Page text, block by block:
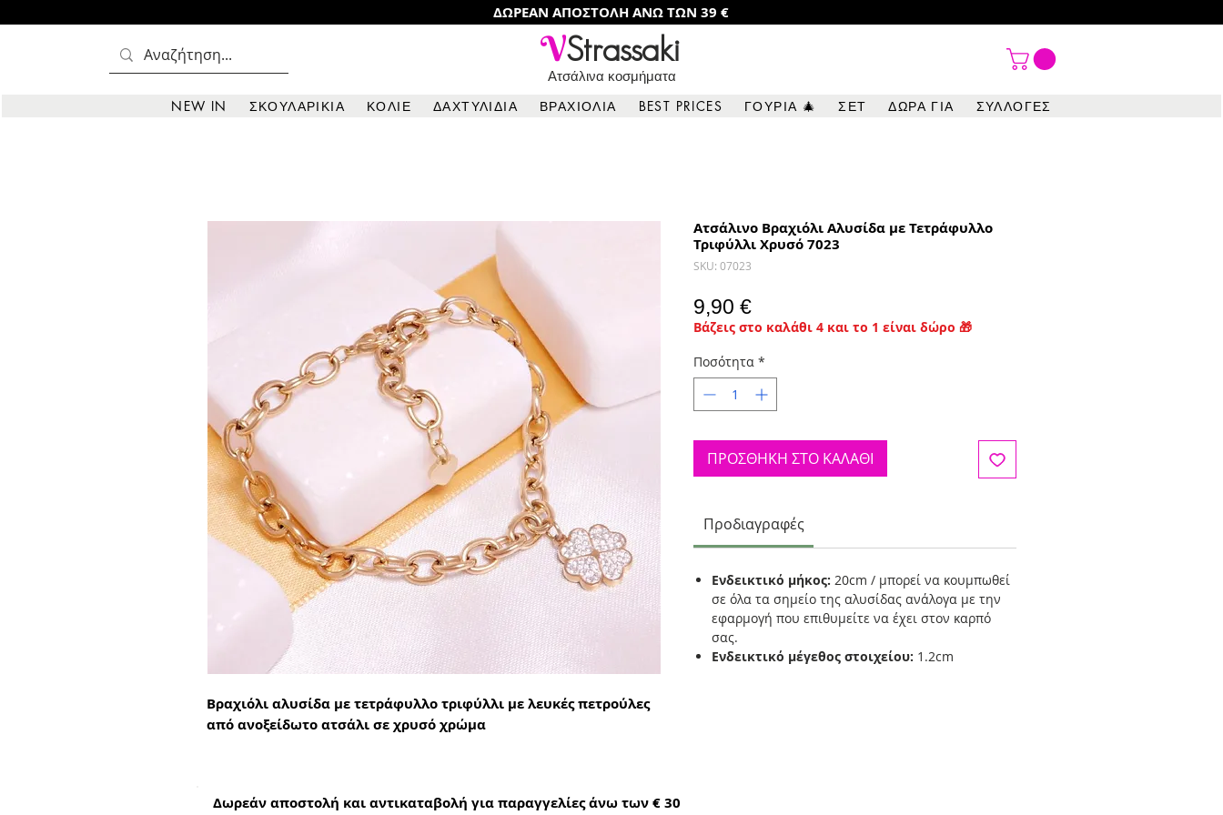
ΔΩΡΕΑΝ ΑΠΟΣΤΟΛΗ ΑΝΩ ΤΩΝ 39 €
VStrassaki
Ατσάλινα κοσμήματα
NEW IN ΣΚΟΥΛΑΡΙΚΙΑ ΚΟΛΙΕ ΔΑΧΤΥΛΙΔΙΑ ΒΡΑΧΙΟΛΙΑ BEST PRICES ΓΟΥΡΙΑ 🎄 ΣΕΤ ΔΩΡΑ ΓΙΑ ΣΥΛΛΟΓΕΣ
Βραχιόλι αλυσίδα με τετράφυλλο τριφύλλι με λευκές πετρούλες
από ανοξείδωτο ατσάλι σε χρυσό χρώμα
Ατσάλινο Βραχιόλι Αλυσίδα με Τετράφυλλο
Τριφύλλι Χρυσό 7023
SKU: 07023
9,90 €Τιμή
Βάζεις στο καλάθι 4 και το 1 είναι δώρο 🎁
Ποσότητα *
ΠΡΟΣΘΗΚΗ ΣΤΟ ΚΑΛΑΘΙ
Προδιαγραφές
Ενδεικτικό μήκος: 20cm / μπορεί να κουμπωθεί
σε όλα τα σημείο της αλυσίδας ανάλογα με την
εφαρμογή που επιθυμείτε να έχει στον καρπό
σας.
Ενδεικτικό μέγεθος στοιχείου: 1.2cm
Δωρεάν αποστολή και αντικαταβολή για παραγγελίες άνω των € 30